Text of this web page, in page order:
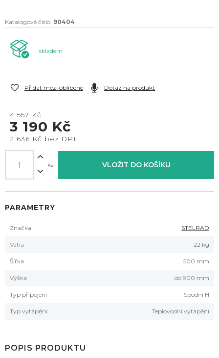
Katalogové číslo: 90404
skladem
Přidat mezi oblíbené Dotaz na produkt
4 557 Kč
3 190 Kč
2 636 Kč bez DPH
ks VLOŽIT DO KOŠÍKU
PARAMETRY
Značka STELRAD
Váha 22 kg
Šířka 500 mm
Výška do 900 mm
Typ připojení Spodní H
Typ vytápění Teplovodní vytápění
POPIS PRODUKTU